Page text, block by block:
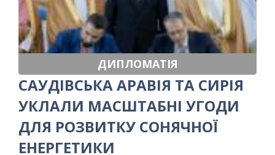
ДИПЛОМАТІЯ
САУДІВСЬКА АРАВІЯ ТА СИРІЯ
УКЛАЛИ МАСШТАБНІ УГОДИ
ДЛЯ РОЗВИТКУ СОНЯЧНОЇ
ЕНЕРГЕТИКИ